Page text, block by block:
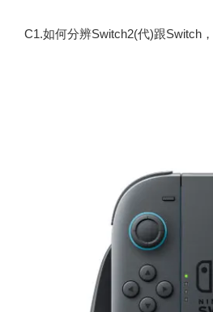
C1.如何分辨Switch2(代)跟Switch